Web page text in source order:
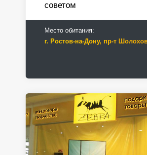
советом
Место обитания:
г. Ростов-на-Дону, пр-т